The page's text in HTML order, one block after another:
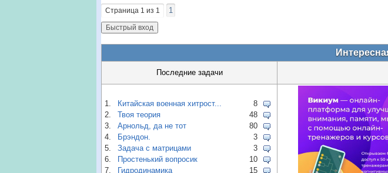
Страница 1 из 1
1
Последние задачи
1. Китайская военная хитрост...
8
2.
Твоя теория
48
3.
Арнольд, да не тот
80
4.
Брэндон.
3
5.
Задача с матрицами
3
6.
Простенький вопросик
10
7.
Гидродинамика 15